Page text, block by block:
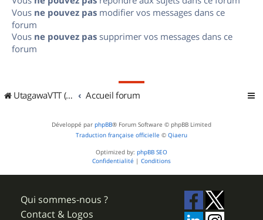
Vous ne pouvez pas modifier vos messages dans ce
forum
Vous ne pouvez pas supprimer vos messages dans ce
forum
UtagawaVTT (Randos VTT et VTTAE avec traces GPS) Accueil forum
Développé par phpBB® Forum Software © phpBB Limited
Traduction française officielle © Qiaeru
Optimized by: phpBB SEO
Confidentialité | Conditions
Qui sommes-nous ?
Contact & Logos